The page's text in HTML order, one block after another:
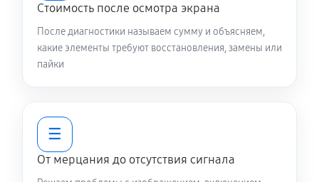
Стоимость после осмотра экрана
После диагностики называем сумму и объясняем,
какие элементы требуют восстановления, замены или
пайки
☰
От мерцания до отсутствия сигнала